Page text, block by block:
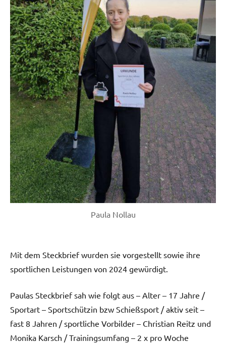
Paula Nollau
Mit dem Steckbrief wurden sie vorgestellt sowie ihre
sportlichen Leistungen von 2024 gewürdigt.
Paulas Steckbrief sah wie folgt aus – Alter – 17 Jahre /
Sportart – Sportschützin bzw Schießsport / aktiv seit –
fast 8 Jahren / sportliche Vorbilder – Christian Reitz und
Monika Karsch / Trainingsumfang – 2 x pro Woche